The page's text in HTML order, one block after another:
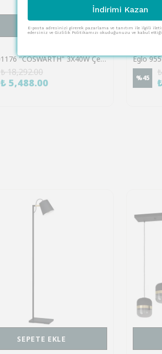
SEPETE EKLE
Eglo 901176 "COSWARTH" 3X40W Çelik, Ahşap Antrasit, Krem-Beyaz, Kahverengi Sıva Üstü Spot
₺ 18,292.00
₺ 5,488.00 %45
SEPETE EKLE
İndirimi Kazan
E-posta adresinizi girerek pazarlama ve tanıtım ile ilgili
edersiniz ve Gizlilik Politikamızı okuduğunuzu ve kabul